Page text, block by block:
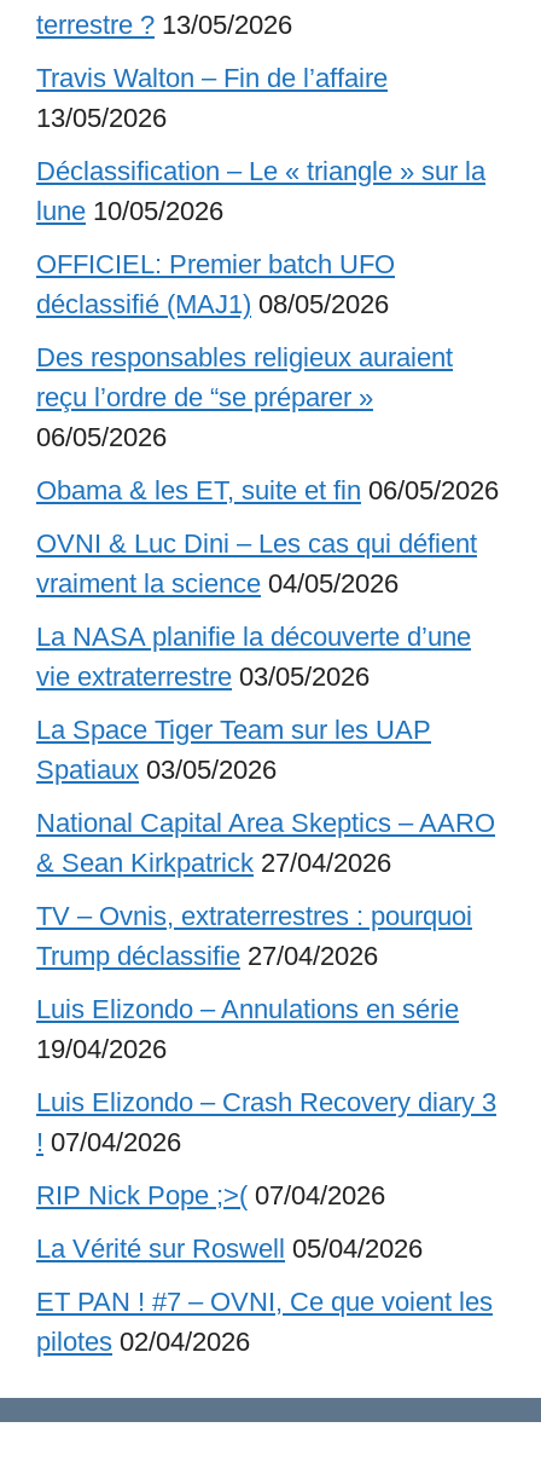
terrestre ? 13/05/2026
Travis Walton – Fin de l’affaire
13/05/2026
Déclassification – Le « triangle » sur la
lune 10/05/2026
OFFICIEL: Premier batch UFO
déclassifié (MAJ1) 08/05/2026
Des responsables religieux auraient
reçu l’ordre de “se préparer »
06/05/2026
Obama & les ET, suite et fin 06/05/2026
OVNI & Luc Dini – Les cas qui défient
vraiment la science 04/05/2026
La NASA planifie la découverte d’une
vie extraterrestre 03/05/2026
La Space Tiger Team sur les UAP
Spatiaux 03/05/2026
National Capital Area Skeptics – AARO
& Sean Kirkpatrick 27/04/2026
TV – Ovnis, extraterrestres : pourquoi
Trump déclassifie 27/04/2026
Luis Elizondo – Annulations en série
19/04/2026
Luis Elizondo – Crash Recovery diary 3
! 07/04/2026
RIP Nick Pope ;>( 07/04/2026
La Vérité sur Roswell 05/04/2026
ET PAN ! #7 – OVNI, Ce que voient les
pilotes 02/04/2026